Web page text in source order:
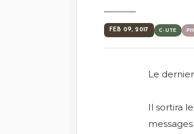
FEB 09, 2017 C-UTE
Le
Il sortira